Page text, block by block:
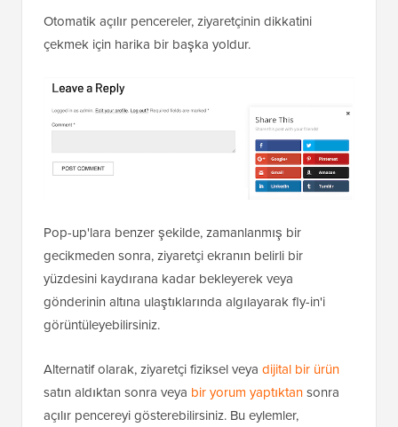
Otomatik açılır pencereler, ziyaretçinin dikkatini
çekmek için harika bir başka yoldur.
Pop-up'lara benzer şekilde, zamanlanmış bir
gecikmeden sonra, ziyaretçi ekranın belirli bir
yüzdesini kaydırana kadar bekleyerek veya
gönderinin altına ulaştıklarında algılayarak fly-in'i
görüntüleyebilirsiniz.
Alternatif olarak, ziyaretçi fiziksel veya dijital bir ürün
satın aldıktan sonra veya bir yorum yaptıktansonra
açılır pencereyi gösterebilirsiniz. Bu eylemler,